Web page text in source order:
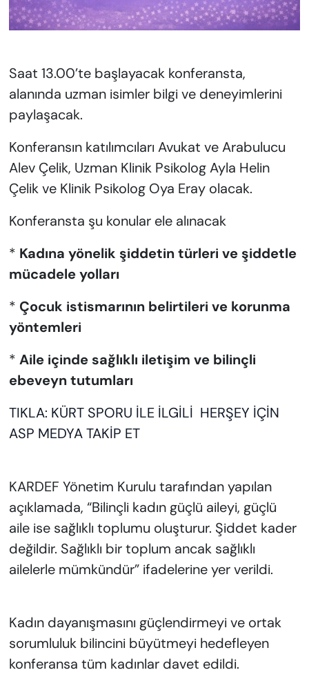
Saat 13.00’te başlayacak konferansta,
alanında uzman isimler bilgi ve deneyimlerini
paylaşacak.
Konferansın katılımcıları Avukat ve Arabulucu
Alev Çelik, Uzman Klinik Psikolog Ayla Helin
Çelik ve Klinik Psikolog Oya Eray olacak.
Konferansta şu konular ele alınacak
* Kadına yönelik şiddetin türleri ve şiddetle
mücadele yolları
* Çocuk istismarının belirtileri ve korunma
yöntemleri
* Aile içinde sağlıklı iletişim ve bilinçli
ebeveyn tutumları
TIKLA: KÜRT SPORU İLE İLGİLİ HERŞEY İÇİN
ASP MEDYA TAKİP ET
KARDEF Yönetim Kurulu tarafından yapılan
açıklamada, “Bilinçli kadın güçlü aileyi, güçlü
aile ise sağlıklı toplumu oluşturur. Şiddet kader
değildir. Sağlıklı bir toplum ancak sağlıklı
ailelerle mümkündür” ifadelerine yer verildi.
Kadın dayanışmasını güçlendirmeyi ve ortak
sorumluluk bilincini büyütmeyi hedefleyen
konferansa tüm kadınlar davet edildi.